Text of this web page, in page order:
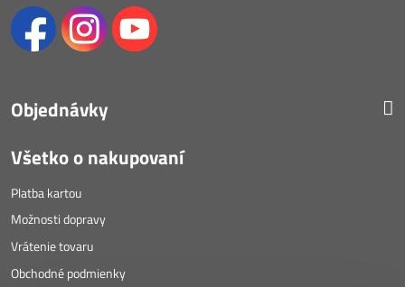
Objednávky
Všetko o nakupovaní
Platba kartou
Možnosti dopravy
Vrátenie tovaru
Obchodné podmienky